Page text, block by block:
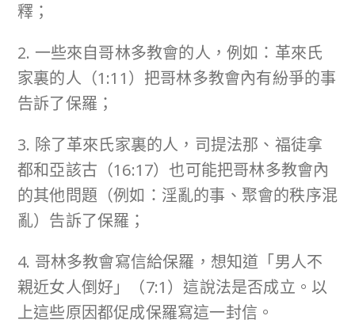
釋；
2. 一些來自哥林多教會的人，例如：革來氏
家裏的人（1:11）把哥林多教會內有紛爭的事
告訴了保羅；
3. 除了革來氏家裏的人，司提法那、福徒拿
都和亞該古（16:17）也可能把哥林多教會內
的其他問題（例如：淫亂的事、聚會的秩序混
亂）告訴了保羅；
4. 哥林多教會寫信給保羅，想知道「男人不
親近女人倒好」（7:1）這說法是否成立。以
上這些原因都促成保羅寫這一封信。